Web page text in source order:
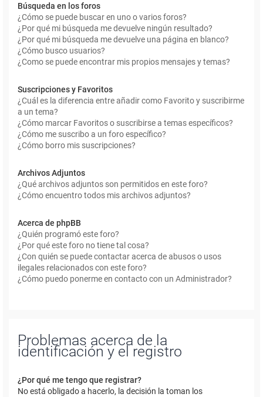
Búsqueda en los foros
¿Cómo se puede buscar en uno o varios foros?
¿Por qué mi búsqueda me devuelve ningún resultado?
¿Por qué mi búsqueda me devuelve una página en blanco?
¿Cómo busco usuarios?
¿Como se puede encontrar mis propios mensajes y temas?
Suscripciones y Favoritos
¿Cuál es la diferencia entre añadir como Favorito y suscribirme
a un tema?
¿Cómo marcar Favoritos o suscribirse a temas específicos?
¿Cómo me suscribo a un foro específico?
¿Cómo borro mis suscripciones?
Archivos Adjuntos
¿Qué archivos adjuntos son permitidos en este foro?
¿Cómo encuentro todos mis archivos adjuntos?
Acerca de phpBB
¿Quién programó este foro?
¿Por qué este foro no tiene tal cosa?
¿Con quién se puede contactar acerca de abusos o usos
ilegales relacionados con este foro?
¿Cómo puedo ponerme en contacto con un Administrador?
Problemas acerca de la
identificación y el registro
¿Por qué me tengo que registrar?
No está obligado a hacerlo, la decisión la toman los